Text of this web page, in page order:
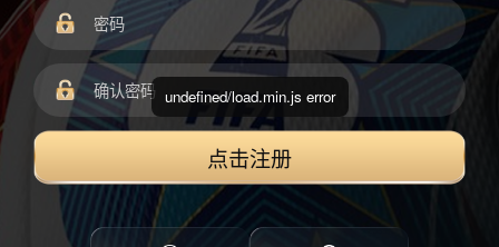
点击注册
undefined/load.min.js error